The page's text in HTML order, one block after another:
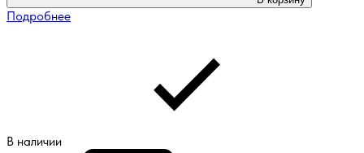
Подробнее
В наличии